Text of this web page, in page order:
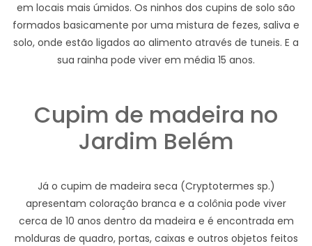
em locais mais úmidos. Os ninhos dos cupins de solo são
formados basicamente por uma mistura de fezes, saliva e
solo, onde estão ligados ao alimento através de tuneis. E a
sua rainha pode viver em média 15 anos.
Cupim de madeira no
Jardim Belém
Já o cupim de madeira seca (Cryptotermes sp.)
apresentam coloração branca e a colônia pode viver
cerca de 10 anos dentro da madeira e é encontrada em
molduras de quadro, portas, caixas e outros objetos feitos